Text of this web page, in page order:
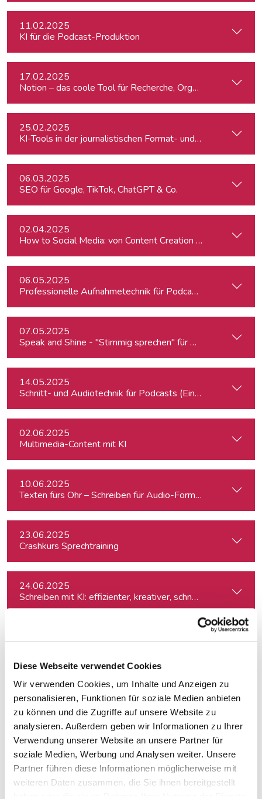
Diese Webseite verwendet Cookies
Wir verwenden Cookies, um Inhalte und Anzeigen zu
personalisieren, Funktionen für soziale Medien anbieten
zu können und die Zugriffe auf unsere Website zu
analysieren. Außerdem geben wir Informationen zu Ihrer
Verwendung unserer Website an unsere Partner für
soziale Medien, Werbung und Analysen weiter. Unsere
Partner führen diese Informationen möglicherweise mit
weiteren Daten zusammen, die Sie ihnen bereitgestellt
11.02.2025
KI für die Podcast-Produktion
17.02.2025
Notion – das coole Tool für Recherche, Organisation &
25.02.2025
KI-Tools in der journalistischen Format- und
06.03.2025
SEO für Google, TikTok, ChatGPT & Co.
02.04.2025
How to Social Media: von Content Creation bis zum
06.05.2025
Professionelle Aufnahmetechnik für Podcasts & Radio
07.05.2025
Speak and Shine - "Stimmig sprechen" für Podcast,
14.05.2025
Schnitt- und Audiotechnik für Podcasts (Einsteiger:innen)
02.06.2025
Multimedia-Content mit KI
10.06.2025
Texten fürs Ohr – Schreiben für Audio-Formate
23.06.2025
Crashkurs Sprechtraining
24.06.2025
Schreiben mit KI: effizienter, kreativer, schneller
10.07.2025
Smarter, schneller, kreativer: KI-Tools für die
14.08.2025
Klimajournalismus-Summerschool 2025
12.09.2025